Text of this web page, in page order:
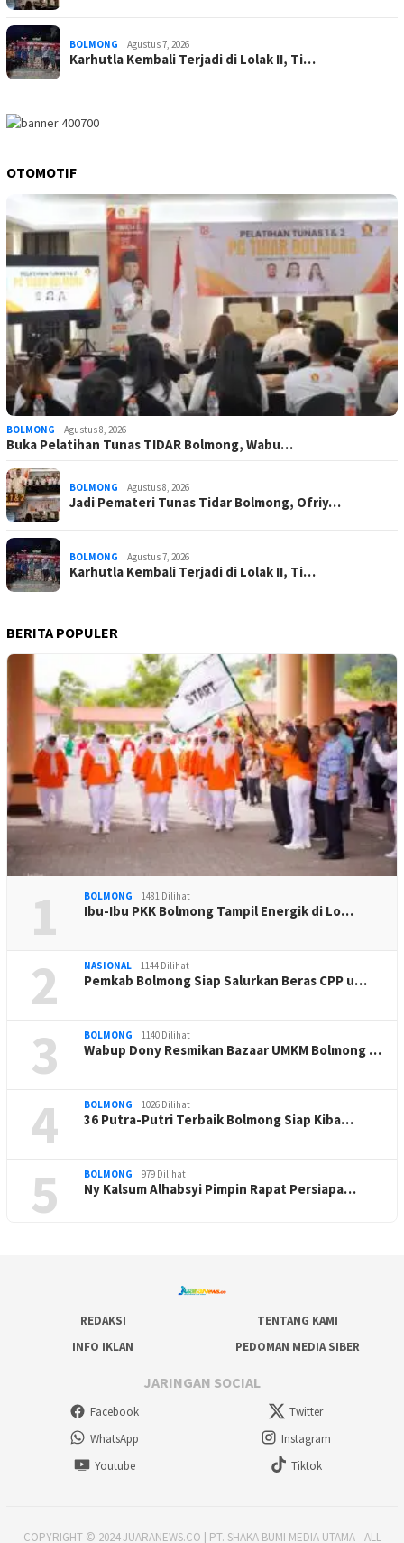
BOLMONG Agustus 7, 2026
Karhutla Kembali Terjadi di Lolak II, Ti…
OTOMOTIF
BOLMONG Agustus 8, 2026
Buka Pelatihan Tunas TIDAR Bolmong, Wabu…
BOLMONG Agustus 8, 2026
Jadi Pemateri Tunas Tidar Bolmong, Ofriy…
BOLMONG Agustus 7, 2026
Karhutla Kembali Terjadi di Lolak II, Ti…
BERITA POPULER
1 BOLMONG 1481 Dilihat
Ibu-Ibu PKK Bolmong Tampil Energik di Lo…
2 NASIONAL 1144 Dilihat
Pemkab Bolmong Siap Salurkan Beras CPP u…
3 BOLMONG 1140 Dilihat
Wabup Dony Resmikan Bazaar UMKM Bolmong …
4 BOLMONG 1026 Dilihat
36 Putra-Putri Terbaik Bolmong Siap Kiba…
5 BOLMONG 979 Dilihat
Ny Kalsum Alhabsyi Pimpin Rapat Persiapa…
REDAKSI
TENTANG KAMI
INFO IKLAN
PEDOMAN MEDIA SIBER
JARINGAN SOCIAL
Facebook
Twitter
WhatsApp
Instagram
Youtube
Tiktok
COPYRIGHT © 2024 JUARANEWS.CO | PT. SHAKA BUMI MEDIA UTAMA - ALL